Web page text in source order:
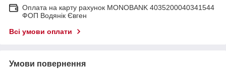
Оплата на карту рахунок MONOBANK 4035200040341544
ФОП Водянік Євген
Всі умови оплати
Умови повернення